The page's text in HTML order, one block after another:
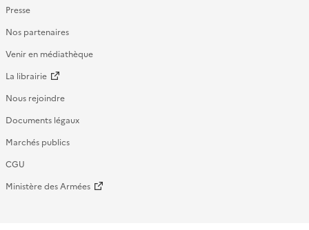
Presse
Nos partenaires
Venir en médiathèque
La librairie
Nous rejoindre
Documents légaux
Marchés publics
CGU
Ministère des Armées